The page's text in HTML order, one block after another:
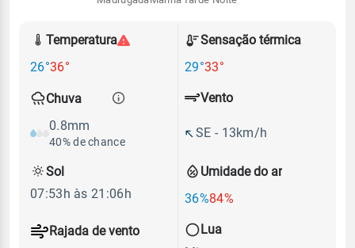
Temperatura
26°36°
Sensação térmica
29°33°
Chuva
0.8mm
40% de chance
Umidade do ar
36%84%
Vento
SE - 13km/h
Rajada de vento
Sol
07:53h às 21:06h
Lua